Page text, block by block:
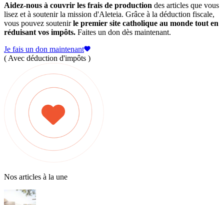
Aidez-nous à couvrir les frais de production des articles que vous
lisez et à soutenir la mission d'Aleteia. Grâce à la déduction fiscale,
vous pouvez soutenirle premier site catholique au monde tout en
réduisant vos impôts. Faites un don dès maintenant.
Je fais un don maintenant
( Avec déduction d'impôts )
Nos articles à la une